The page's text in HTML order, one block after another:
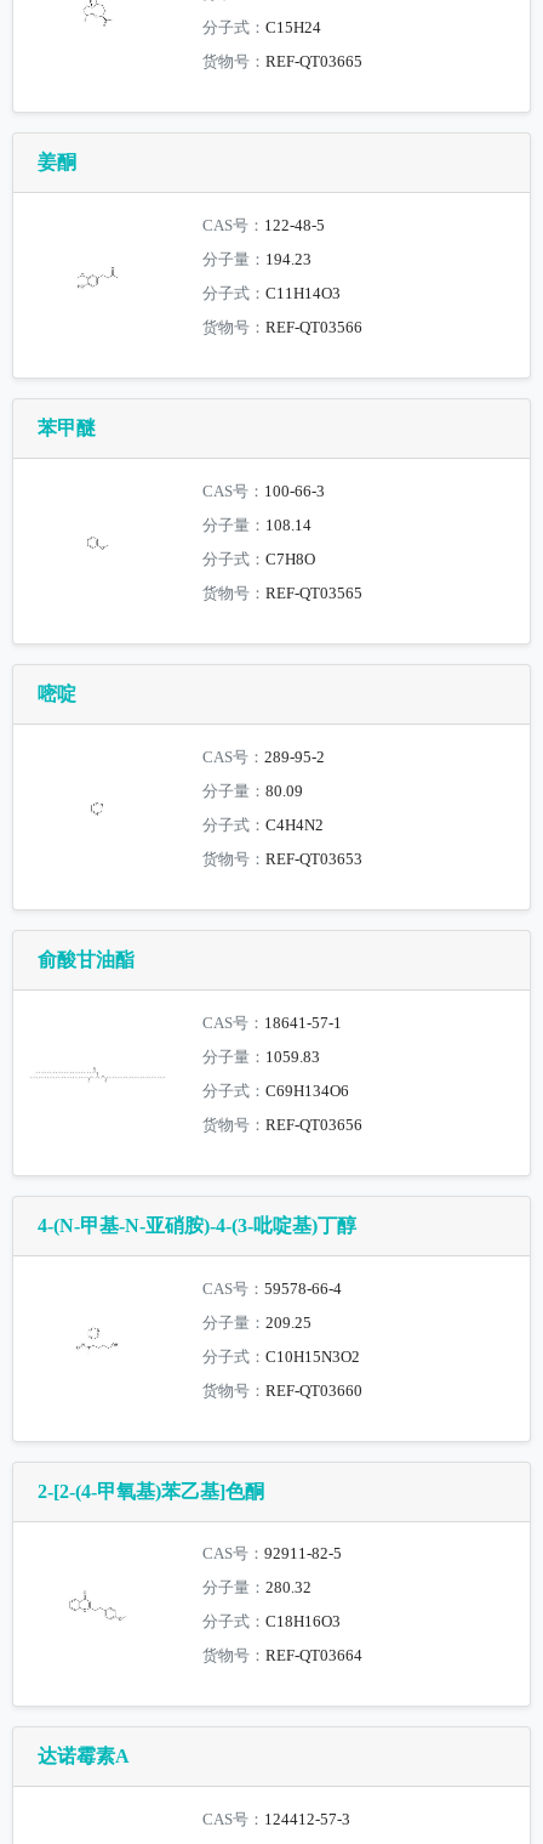
分子式：C15H24
货物号：REF-QT03665
姜酮
CAS号： 122-48-5
分子量： 194.23
分子式：C11H14O3
货物号：REF-QT03566
苯甲醚
CAS号： 100-66-3
分子量： 108.14
分子式：C7H8O
货物号：REF-QT03565
嘧啶
CAS号：289-95-2
分子量：80.09
分子式：C4H4N2
货物号：REF-QT03653
俞酸甘油酯
CAS号： 18641-57-1
分子量： 1059.83
分子式：C69H134O6
货物号：REF-QT03656
4-(N-甲基-N-亚硝胺)-4-(3-吡啶基)丁醇
CAS号：59578-66-4
分子量：209.25
分子式：C10H15N3O2
货物号：REF-QT03660
2-[2-(4-甲氧基)苯乙基]色酮
CAS号：92911-82-5
分子量：280.32
分子式：C18H16O3
货物号：REF-QT03664
达诺霉素A
CAS号： 124412-57-3